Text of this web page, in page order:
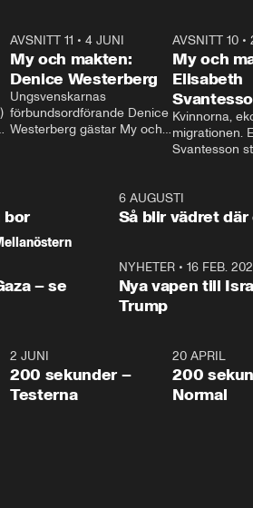
23:40
AVSNITT 11 •4 JUNI
My och makten:
Denice Westerberg
Ungsvenskarnas
förbundsordförande Denice
Westerberg gästar My och
AVSNITT 10 •
My och
Elisabeth
Kvinnorna,
migrationen.
Svantesson
bor
6 AUGUSTI
Så blir vädret där
– se
NYHETER• 16 FEB.
Nya vapen till
Trump
4:23
2 JUNI
200 sekunder –
Testerna
20 APRIL
200
Normal